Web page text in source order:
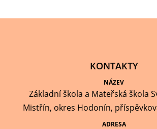
KONTAKTY
NÁZEV
Základní škola a Mateřská škola
Mistřín, okres Hodonín,
ADRESA